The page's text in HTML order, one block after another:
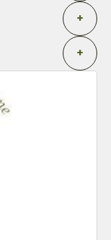
+
+